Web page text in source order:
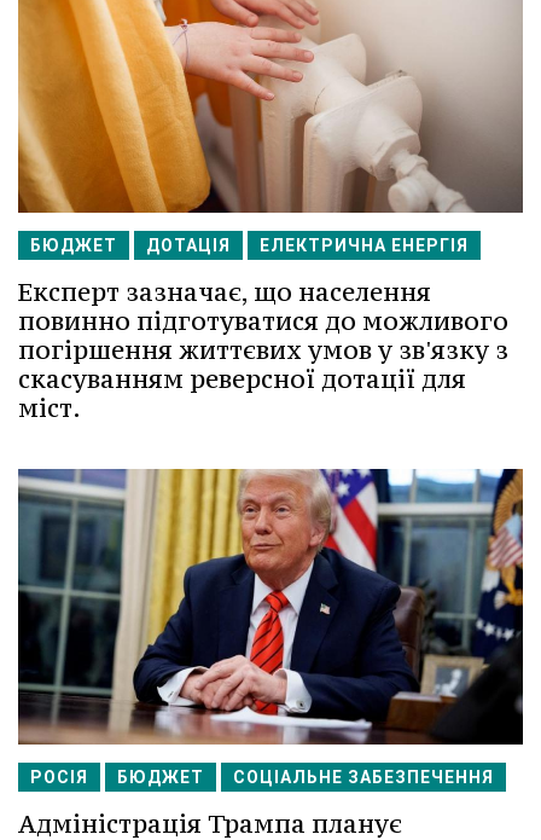
БЮДЖЕТ ДОТАЦІЯ ЕЛЕКТРИЧНА ЕНЕРГІЯ
Експерт зазначає, що населення
повинно підготуватися до можливого
погіршення життєвих умов у зв'язку з
скасуванням реверсної дотації для
міст.
РОСІЯ БЮДЖЕТ СОЦІАЛЬНЕ ЗАБЕЗПЕЧЕННЯ
Адміністрація Трампа планує